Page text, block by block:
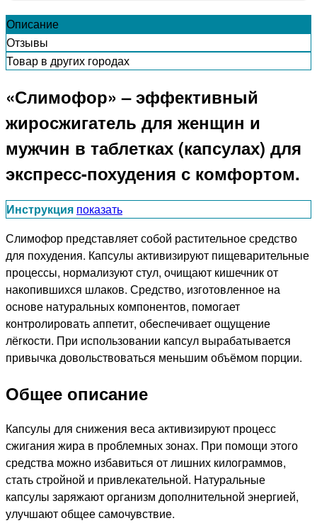
Описание
Отзывы
Товар в других городах
«Слимофор» – эффективный
жиросжигатель для женщин и
мужчин в таблетках (капсулах) для
экспресс-похудения с комфортом.
Инструкция показать
Слимофор представляет собой растительное средство
для похудения. Капсулы активизируют пищеварительные
процессы, нормализуют стул, очищают кишечник от
накопившихся шлаков. Средство, изготовленное на
основе натуральных компонентов, помогает
контролировать аппетит, обеспечивает ощущение
лёгкости. При использовании капсул вырабатывается
привычка довольствоваться меньшим объёмом порции.
Общее описание
Капсулы для снижения веса активизируют процесс
сжигания жира в проблемных зонах. При помощи этого
средства можно избавиться от лишних килограммов,
стать стройной и привлекательной. Натуральные
капсулы заряжают организм дополнительной энергией,
улучшают общее самочувствие.